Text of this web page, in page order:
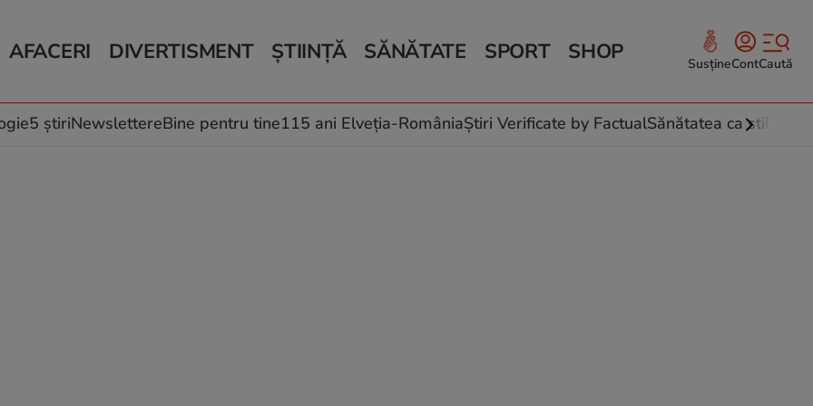
AFACERI
Auto
Locuri de muncă
DIVERTISMENT
Horoscop
Muzică și Filme
ȘTIINȚĂ
Schimbări climatice
SĂNĂTATE
Relații
Rețete culinare
SPORT SHOP SusțineContCaută
5 știriNewslettereBine pentru tine115 ani Elveția-RomâniaȘtiri Verificate by FactualSănătatea ca stil de